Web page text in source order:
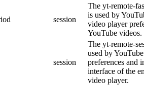
session
The yt-remote-
is used by
video player
YouTube videos.
session
The yt-remote-
used by
preferences and
interface of the
video player.